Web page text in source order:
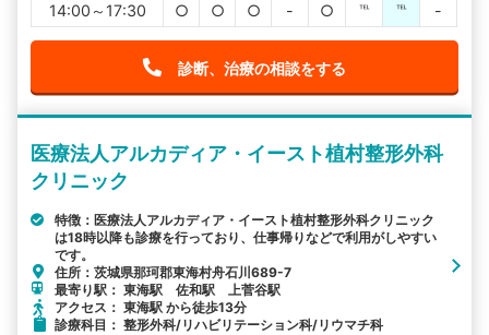
14:00～17:30
○ ○ ○ - ○ ℡ ℡ -
診断、治療の相談をする
医療法人アルカディア・イースト植村整形外科
クリニック
特徴：医療法人アルカディア・イースト植村整形外科クリニック
は18時以降も診療を行っており、仕事帰りなどで利用がしやすい
です。
住所：茨城県那珂郡東海村舟石川689-7
最寄り駅： 東海駅 佐和駅 上菅谷駅
アクセス： 東海駅 から徒歩13分
診療科目： 整形外科/リハビリテーション科/リウマチ科